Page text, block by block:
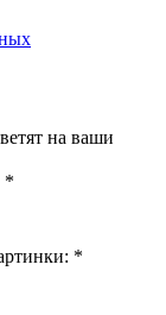
на ваши
*
*